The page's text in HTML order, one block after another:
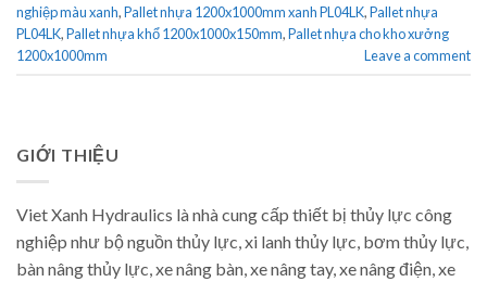
nghiệp màu xanh,Pallet nhựa 1200x1000mm xanh PL04LK,Pallet nhựa
PL04LK,Pallet nhựa khổ 1200x1000x150mm,Pallet nhựa cho kho xưởng
1200x1000mm
Leave a comment
GIỚI THIỆU
Viet Xanh Hydraulics là nhà cung cấp thiết bị thủy lực công
nghiệp như bộ nguồn thủy lực, xi lanh thủy lực, bơm thủy lực,
bàn nâng thủy lực, xe nâng bàn, xe nâng tay, xe nâng điện, xe